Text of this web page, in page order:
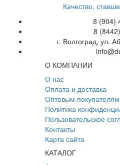
Качество,
8 (904)
8
г. Волгоград, ул.
О КОМПАНИИ
О нас
Оплата и доставка
Оптовым покупателям
Политика
Пользовательское
Контакты
Карта сайта
КАТАЛОГ